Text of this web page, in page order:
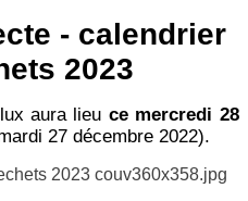
- calendrier
2023
aura lieu ce mercredi 28
27 décembre 2022).